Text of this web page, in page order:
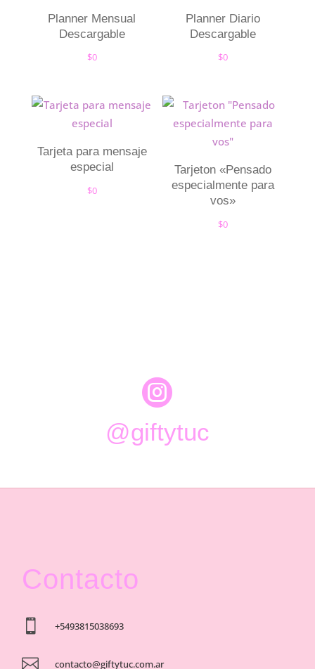
Planner Mensual
Descargable
$0
Planner Diario
Descargable
$0
Tarjeta para mensaje
especial
$0
Tarjeton «Pensado
especialmente para
vos»
$0

@giftytuc
Contacto
 +5493815038693
 contacto@giftytuc.com.ar